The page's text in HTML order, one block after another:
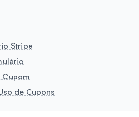
Stripe
Cupom
de Cupons